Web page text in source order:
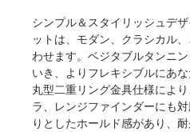
シンプル＆スタイリッシュデ
ットは、モダン、クラシカル
わせます。ベジタブルタンニ
いき、よりフレキシブルにあ
丸型二重リング金具仕様によ
ラ、レンジファインダーにも
りとしたホールド感があり、